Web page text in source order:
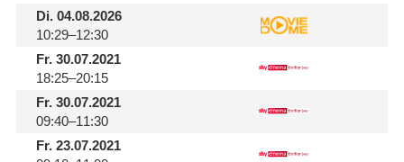
Di.04.08.2026
10:29–12:30
Fr.30.07.2021
18:25–20:15
Fr.30.07.2021
09:40–11:30
Fr.23.07.2021